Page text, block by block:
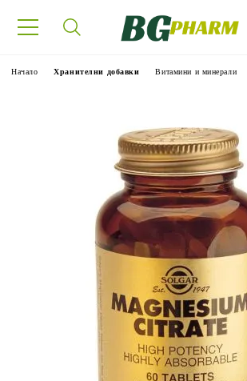
Начало Хранителни добавки Витамини и минерали